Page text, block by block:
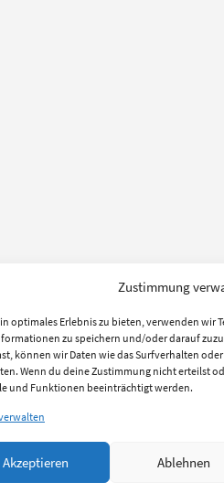
Zustimmung
optimales Erlebnis zu bieten, verwenden wir
zu speichern und/oder darauf
können wir Daten wie das Surfverhalten
Wenn du deine Zustimmung nicht erteilst
und Funktionen beeinträchtigt werden.
Akzeptieren Ablehnen